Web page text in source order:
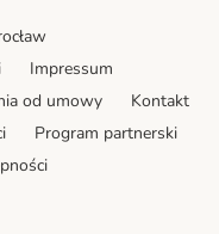
Impressum
od umowy
Kontakt
Program partnerski